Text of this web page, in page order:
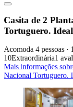
Casita de 2
Tortuguero.
Acomoda 4 pessoas ·
10Extraordinária1
Mais informações
Nacional Tortuguero.